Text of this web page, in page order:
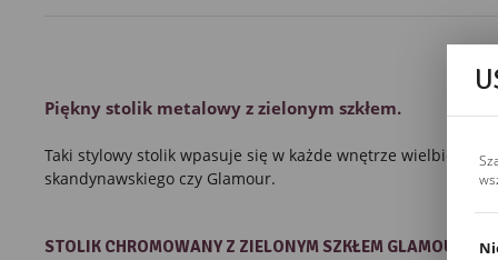
Piękny stolik metalowy z zielonym szkłem.
Taki stylowy stolikwpasuje się w każde wnętrze wielbicieli
skandynawskiego czy Glamour.
STOLIK CHROMOWANY Z ZIELONYM SZKŁEMGLAMOUR